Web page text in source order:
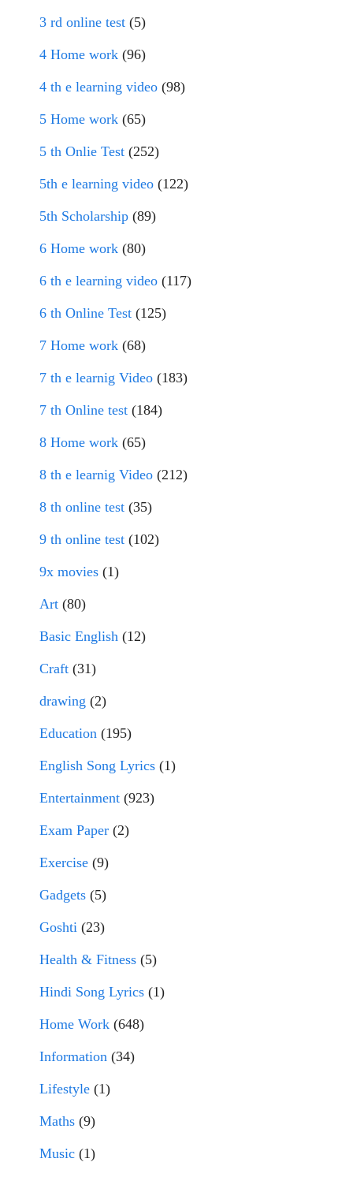
3 rd online test (5)
4 Home work (96)
4 th e learning video (98)
5 Home work (65)
5 th Onlie Test (252)
5th e learning video (122)
5th Scholarship (89)
6 Home work (80)
6 th e learning video (117)
6 th Online Test (125)
7 Home work (68)
7 th e learnig Video (183)
7 th Online test (184)
8 Home work (65)
8 th e learnig Video (212)
8 th online test (35)
9 th online test (102)
9x movies (1)
Art (80)
Basic English (12)
Craft (31)
drawing (2)
Education (195)
English Song Lyrics (1)
Entertainment (923)
Exam Paper (2)
Exercise (9)
Gadgets (5)
Goshti (23)
Health & Fitness (5)
Hindi Song Lyrics (1)
Home Work (648)
Information (34)
Lifestyle (1)
Maths (9)
Music (1)